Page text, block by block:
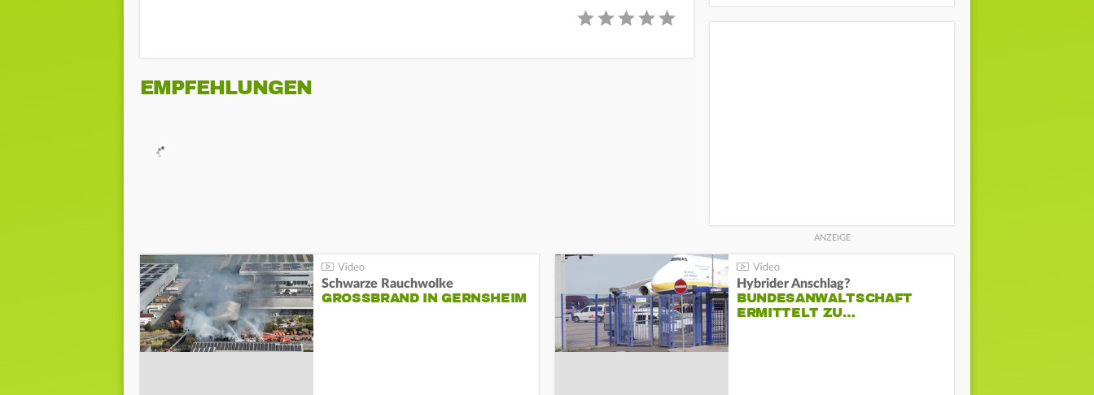
EMPFEHLUNGEN
Schwarze Rauchwolke
GROSSBRAND IN GERNSHEIM
Hybrider Anschlag?
BUNDESANWALTSCHAFT
ERMITTELT ZU…